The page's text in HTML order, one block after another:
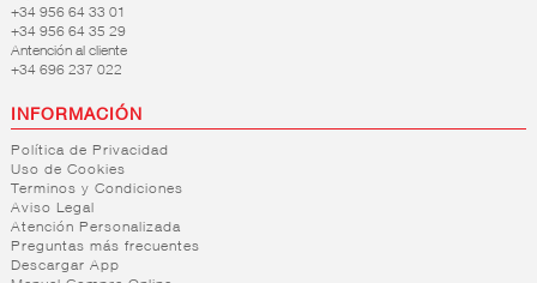
+34 956 64 33 01
+34 956 64 35 29
Antención al cliente
+34 696 237 022
INFORMACIÓN
Política de Privacidad
Uso de Cookies
Terminos y Condiciones
Aviso Legal
Atención Personalizada
Preguntas más frecuentes
Descargar App